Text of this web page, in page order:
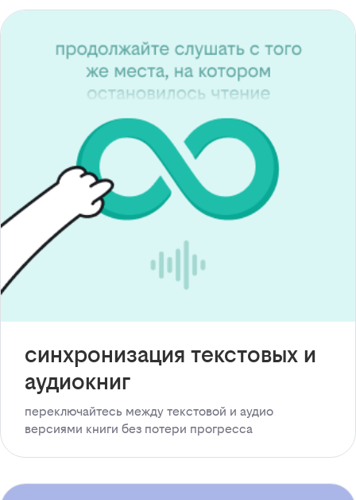
синхронизация текстовых и
аудиокниг
переключайтесь между текстовой и аудио
версиями книги без потери прогресса